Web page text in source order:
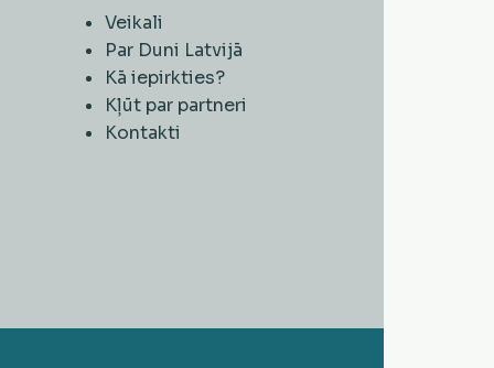
Veikali
Par Duni Latvijā
Kā iepirkties?
Kļūt par partneri
Kontakti